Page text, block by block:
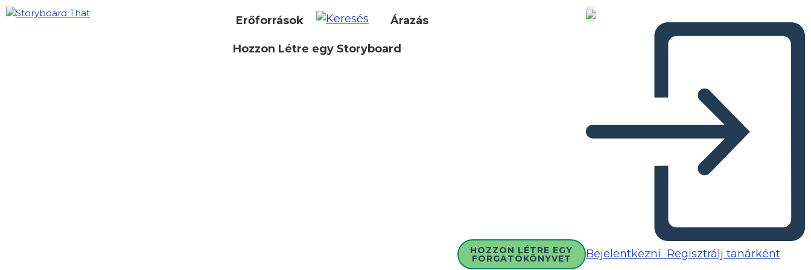
Erőforrások Árazás
Hozzon Létre egy Storyboard
HOZZON LÉTRE EGY
FORGATÓKÖNYVET Bejelentkezni Regisztrálj tanárként